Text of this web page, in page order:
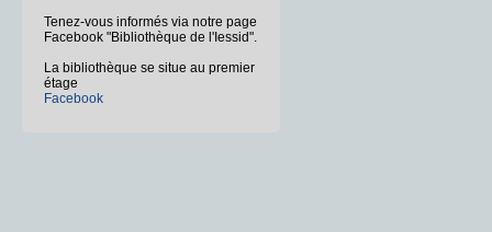
Tenez-vous informés via notre page
Facebook "Bibliothèque de l'Iessid".
La bibliothèque se situe au premier
étage
Facebook